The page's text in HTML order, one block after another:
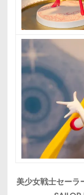
美少女戦士セー